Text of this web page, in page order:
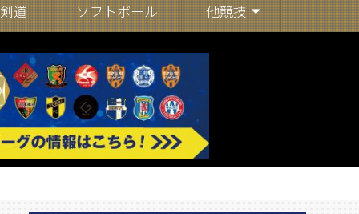
剣道 ソフトボール 他競技